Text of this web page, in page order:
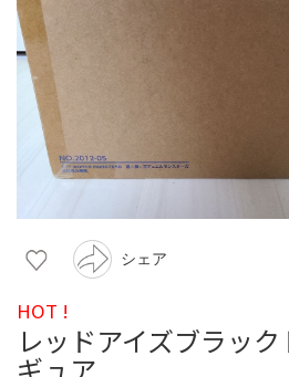
シェア
HOT !
レッドアイズブラッ
ギュア